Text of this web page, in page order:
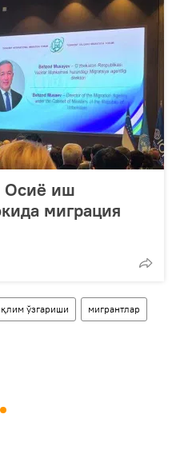
Осиё иш
миграция
ўзгариши мигрантлар